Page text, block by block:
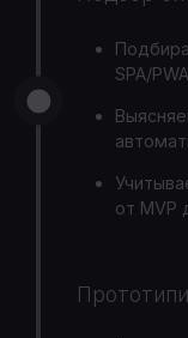
SPA/
от MVP